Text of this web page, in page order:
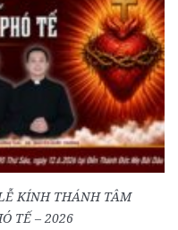
KÍNH THÁNH TÂM
TẾ – 2026